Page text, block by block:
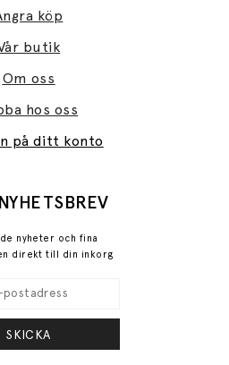
köp
butik
Om oss
hos oss
på ditt konto
nyheter och fina
direkt till din inkorg
SKICKA